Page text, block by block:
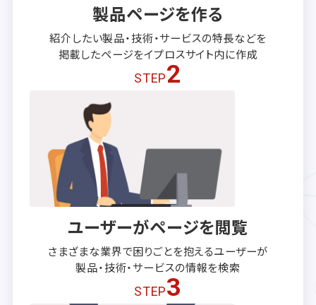
製品ページを作る
紹介したい製品・技術・サービスの特長などを
掲載したページをイプロスサイト内に作成
STEP2
ユーザーがページを閲覧
さまざまな業界で困りごとを抱えるユーザーが
製品・技術・サービスの情報を検索
STEP3